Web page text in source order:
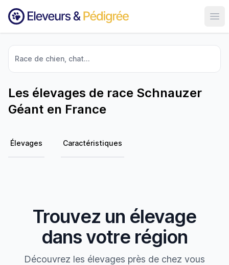
Race de chien, chat...
Les élevages de race Schnauzer
Géant en France
Élevages Caractéristiques
Trouvez un élevage
dans votre région
Découvrez les élevages près de chez vous